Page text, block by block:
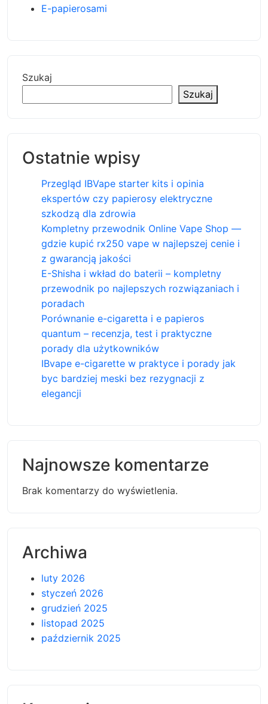
E-papierosami
Szukaj
Szukaj
Ostatnie wpisy
Przegląd IBVape starter kits i opinia
ekspertów czy papierosy elektryczne
szkodzą dla zdrowia
Kompletny przewodnik Online Vape Shop —
gdzie kupić rx250 vape w najlepszej cenie i
z gwarancją jakości
E-Shisha i wkład do baterii – kompletny
przewodnik po najlepszych rozwiązaniach i
poradach
Porównanie e-cigaretta i e papieros
quantum – recenzja, test i praktyczne
porady dla użytkowników
IBvape e-cigarette w praktyce i porady jak
byc bardziej meski bez rezygnacji z
elegancji
Najnowsze komentarze
Brak komentarzy do wyświetlenia.
Archiwa
luty 2026
styczeń 2026
grudzień 2025
listopad 2025
październik 2025